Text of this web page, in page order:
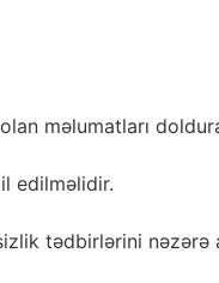
məlumatları
edilməlidir.
tədbirlərini nəzərə